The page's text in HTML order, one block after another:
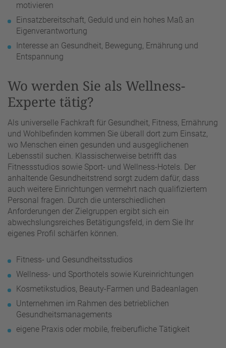
motivieren
Einsatzbereitschaft, Geduld und ein hohes Maß an
Eigenverantwortung
Interesse an Gesundheit, Bewegung, Ernährung und
Entspannung
Wo werden Sie als Wellness-
Experte tätig?
Als universelle Fachkraft für Gesundheit, Fitness, Ernährung
und Wohlbefinden kommen Sie überall dort zum Einsatz,
wo Menschen einen gesunden und ausgeglichenen
Lebensstil suchen. Klassischerweise betrifft das
Fitnessstudios sowie Sport- und Wellness-Hotels. Der
anhaltende Gesundheitstrend sorgt zudem dafür, dass
auch weitere Einrichtungen vermehrt nach qualifiziertem
Personal fragen. Durch die unterschiedlichen
Anforderungen der Zielgruppen ergibt sich ein
abwechslungsreiches Betätigungsfeld, in dem Sie Ihr
eigenes Profil schärfen können.
Fitness- und Gesundheitsstudios
Wellness- und Sporthotels sowie Kureinrichtungen
Kosmetikstudios, Beauty-Farmen und Badeanlagen
Unternehmen im Rahmen des betrieblichen
Gesundheitsmanagements
eigene Praxis oder mobile, freiberufliche Tätigkeit